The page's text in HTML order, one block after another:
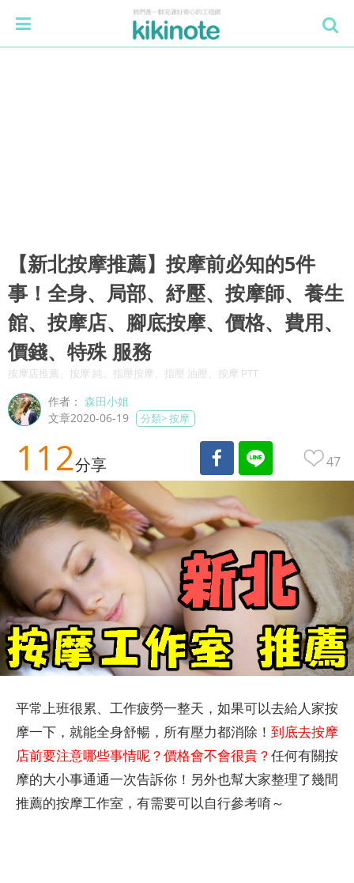
【新北按摩推薦】按摩前必知的5件
事！全身、局部、紓壓、按摩師、養生
館、按摩店、腳底按摩、價格、費用、
價錢、特殊 服務
按摩店推薦、按摩 純、指壓按摩、指壓 油壓、按摩 PTT
作者：森田小姐
文章2020-06-19
分類>按摩
112分享 47
平常上班很累、工作疲勞一整天，如果可以去給人家按
摩一下，就能全身舒暢，所有壓力都消除！ 到底去按摩
店前要注意哪些事情呢？價格會不會很貴？任何有關按
摩的大小事通通一次告訴你！另外也幫大家整理了幾間
推薦的按摩工作室，有需要可以自行參考唷～